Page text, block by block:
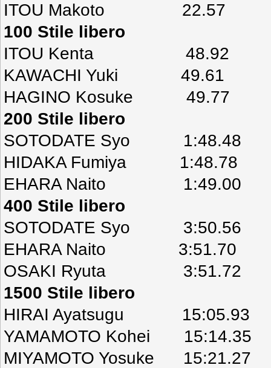
ITOU Makoto 22.57
100 Stile libero
ITOU Kenta 48.92
KAWACHI Yuki 49.61
HAGINO Kosuke 49.77
200 Stile libero
SOTODATE Syo 1:48.48
HIDAKA Fumiya 1:48.78
EHARA Naito 1:49.00
400 Stile libero
SOTODATE Syo 3:50.56
EHARA Naito 3:51.70
OSAKI Ryuta 3:51.72
1500 Stile libero
HIRAI Ayatsugu 15:05.93
YAMAMOTO Kohei 15:14.35
MIYAMOTO Yosuke 15:21.27